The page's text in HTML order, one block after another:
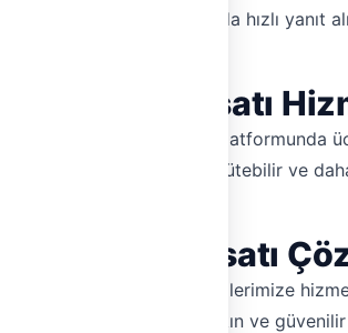
Ancak, acil durumlarda hızlı
Su Tesisatı
Hemen Tesisat platformunda
ulaşabilir, işinizi büyütebilir ve
ustalarından biri olun.
Su Tesisatı
yerde yaşayan müşterilerimize
Cihanbeyli'deki en yakın ve güvenilir